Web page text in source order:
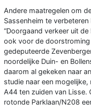
Andere maatregelen om
Sassenheim te
“Doorgaand verkeer uit
ook voor de doorstroming
gedeputeerde
noordelijke Duin- en
daarom al gekeken naar
studie naar een
A44 ten zuiden van
rotonde Parklaan/N208